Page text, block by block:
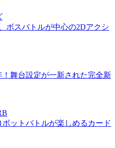
ボスバトルが中心の2Dアクシ
！舞台設定が一新された完全新
ットバトルが楽しめるカード